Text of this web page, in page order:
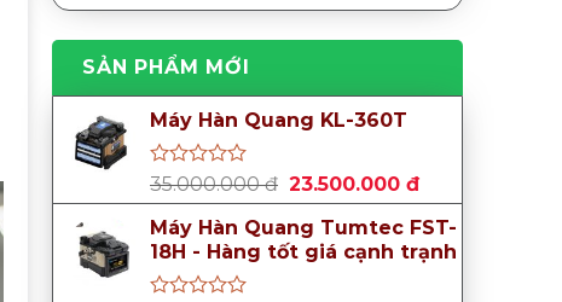
SẢN PHẨM MỚI
Máy Hàn Quang KL-360T
Được
xếp
hạng
0
5
sao
35.000.000đ Giá
gốc
là:
35.000.000 đ.
23.500.000 đGiá
hiện
tại
là:
Máy Hàn Quang Tumtec FST-
18H - Hàng tốt giá cạnh trạnh